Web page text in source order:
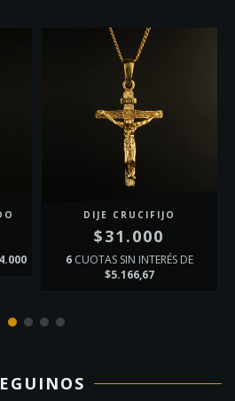
DIJE CRUCIFIJO
$31.000
6 CUOTAS SIN INTERÉS DE
$5.166,67